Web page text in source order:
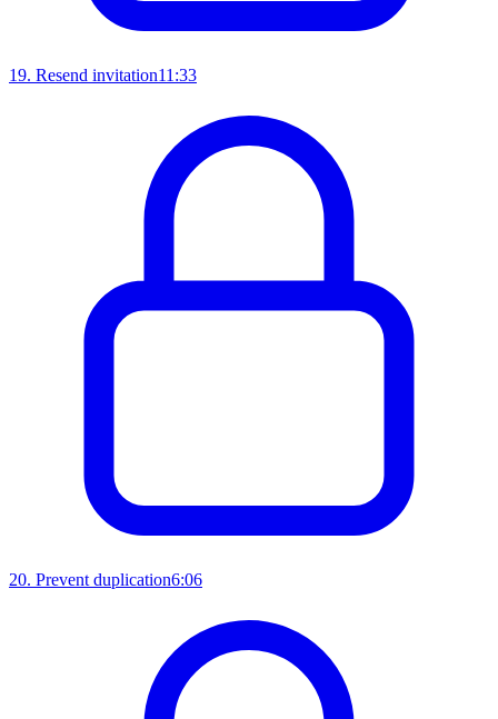
19. Resend invitation11:33
20. Prevent duplication6:06